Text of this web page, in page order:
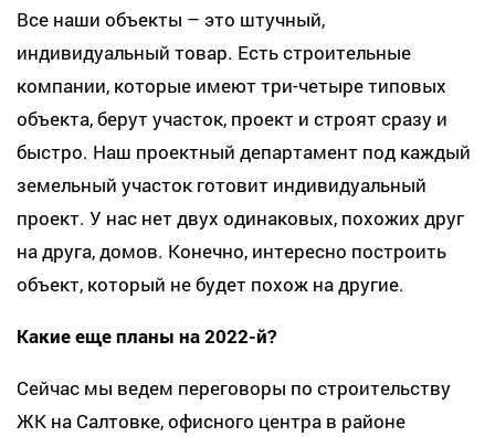
Все наши объекты – это штучный,
индивидуальный товар. Есть строительные
компании, которые имеют три-четыре типовых
объекта, берут участок, проект и строят сразу и
быстро. Наш проектный департамент под каждый
земельный участок готовит индивидуальный
проект. У нас нет двух одинаковых, похожих друг
на друга, домов. Конечно, интересно построить
объект, который не будет похож на другие.
Какие еще планы на 2022-й?
Сейчас мы ведем переговоры по строительству
ЖК на Салтовке, офисного центра в районе